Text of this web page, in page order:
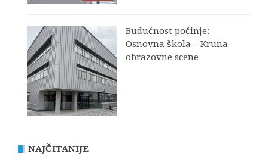
Budućnost počinje:
Osnovna škola – Kruna
obrazovne scene
NAJČITANIJE